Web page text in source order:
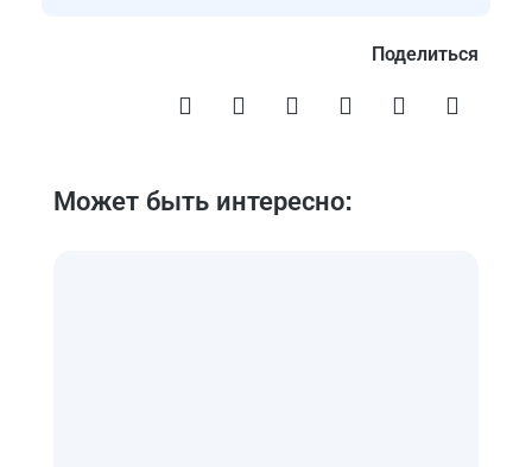
Поделиться
Может быть интересно: